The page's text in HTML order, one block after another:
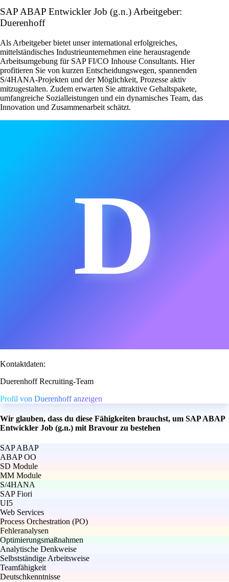
SAP ABAP Entwickler Job (g.n.) Arbeitgeber:
Duerenhoff
Als Arbeitgeber bietet unser international erfolgreiches,
mittelständisches Industrieunternehmen eine herausragende
Arbeitsumgebung für SAP FI/CO Inhouse Consultants. Hier
profitieren Sie von kurzen Entscheidungswegen, spannenden
S/4HANA-Projekten und der Möglichkeit, Prozesse aktiv
mitzugestalten. Zudem erwarten Sie attraktive Gehaltspakete,
umfangreiche Sozialleistungen und ein dynamisches Team, das
Innovation und Zusammenarbeit schätzt.
D
Kontaktdaten:
Duerenhoff Recruiting-Team
Profil von Duerenhoff anzeigen
Wir glauben, dass du diese Fähigkeiten brauchst, um SAP ABAP
Entwickler Job (g.n.) mit Bravour zu bestehen
SAP ABAP
ABAP OO
SD Module
MM Module
S/4HANA
SAP Fiori
UI5
Web Services
Process Orchestration (PO)
Fehleranalysen
Optimierungsmaßnahmen
Analytische Denkweise
Selbstständige Arbeitsweise
Teamfähigkeit
Deutschkenntnisse